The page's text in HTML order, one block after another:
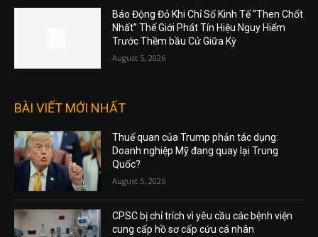
Báo Động Đỏ Khi Chỉ Số Kinh Tế “Then Chốt
Nhất” Thế Giới Phát Tín Hiệu Nguy Hiểm
Trước Thềm bầu Cử Giữa Kỳ
August 5, 2026
BÀI VIẾT MỚI NHẤT
Thuế quan của Trump phản tác dụng:
Doanh nghiệp Mỹ đang quay lại Trung
Quốc?
August 5, 2026
CPSC bị chỉ trích vì yêu cầu các bệnh viện
cung cấp hồ sơ cấp cứu cá nhân